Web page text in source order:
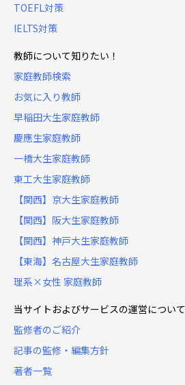
TOEFL対策
IELTS対策
教師について知りたい！
家庭教師検索
お気に入り教師
早稲田大生家庭教師
慶應生家庭教師
一橋大生家庭教師
東工大生家庭教師
【関西】京大生家庭教師
【関西】阪大生家庭教師
【関西】神戸大生家庭教師
【東海】名古屋大生家庭教師
理系×女性 家庭教師
当サイトおよびサービスの運営について
監修者のご紹介
記事の監修・編集方針
著者一覧